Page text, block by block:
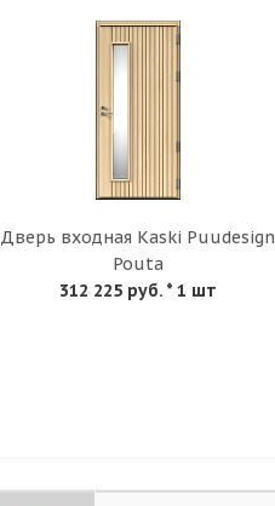
Дверь входная Kaski Puudesign
Pouta
312 225 руб.* 1 шт